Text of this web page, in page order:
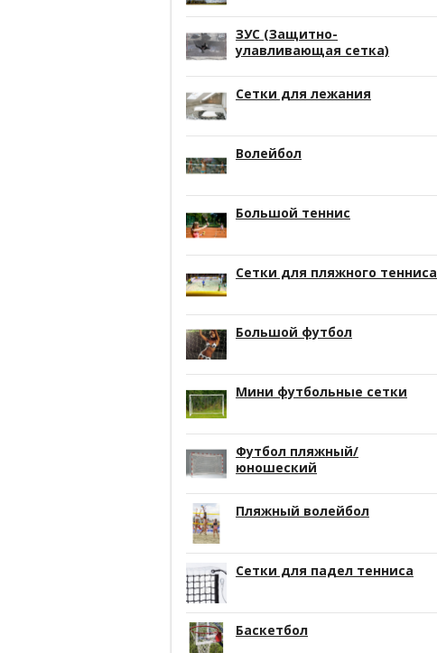
ЗУС (Защитно-
улавливающая сетка)
Сетки для лежания
Волейбол
Большой теннис
Сетки для пляжного тенниса
Большой футбол
Мини футбольные сетки
Футбол пляжный/
юношеский
Пляжный волейбол
Сетки для падел тенниса
Баскетбол